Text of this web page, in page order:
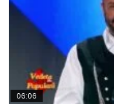
06:06